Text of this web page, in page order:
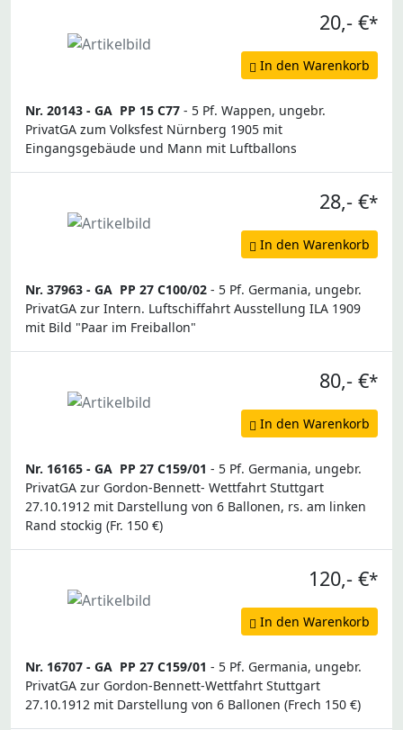
20,- €*
In den Warenkorb
Nr. 20143 - GA PP 15 C77 - 5 Pf. Wappen, ungebr.
PrivatGA zum Volksfest Nürnberg 1905 mit
Eingangsgebäude und Mann mit Luftballons
28,- €*
In den Warenkorb
Nr. 37963 - GA PP 27 C100/02 - 5 Pf. Germania, ungebr.
PrivatGA zur Intern. Luftschiffahrt Ausstellung ILA 1909
mit Bild "Paar im Freiballon"
80,- €*
In den Warenkorb
Nr. 16165 - GA PP 27 C159/01 - 5 Pf. Germania, ungebr.
PrivatGA zur Gordon-Bennett- Wettfahrt Stuttgart
27.10.1912 mit Darstellung von 6 Ballonen, rs. am linken
Rand stockig (Fr. 150 €)
120,- €*
In den Warenkorb
Nr. 16707 - GA PP 27 C159/01 - 5 Pf. Germania, ungebr.
PrivatGA zur Gordon-Bennett-Wettfahrt Stuttgart
27.10.1912 mit Darstellung von 6 Ballonen (Frech 150 €)